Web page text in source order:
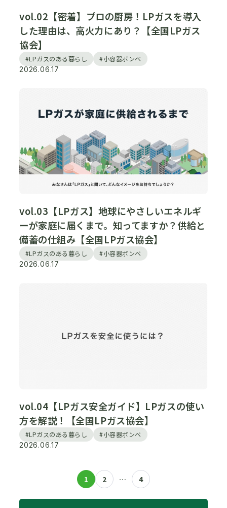
vol.02【密着】プロの厨房！LPガスを導入
した理由は、高火力にあり？【全国LPガス
協会】
#LPガスのある暮らし
#小容器ボンベ
2026.06.17
vol.03【LPガス】地球にやさしいエネルギ
ーが家庭に届くまで。知ってますか？供給と
備蓄の仕組み【全国LPガス協会】
#LPガスのある暮らし
#小容器ボンベ
2026.06.17
vol.04【LPガス安全ガイド】LPガスの使い
方を解説！【全国LPガス協会】
#LPガスのある暮らし
#小容器ボンベ
2026.06.17
1 2 … 4